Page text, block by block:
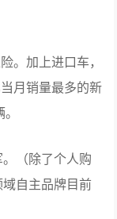
。加上进口车，
月销量最多的新
（除了个人购
自主品牌目前